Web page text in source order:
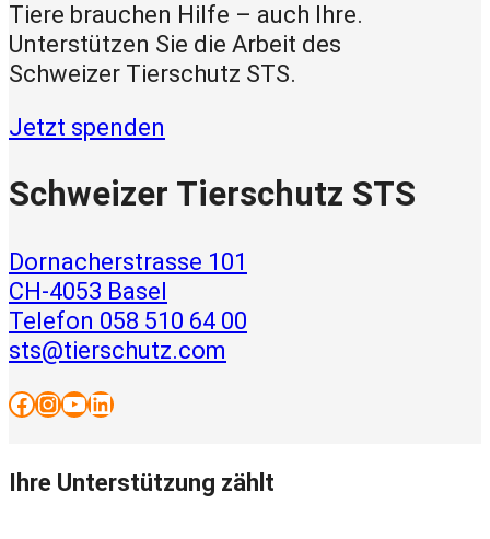
Tiere brauchen Hilfe – auch Ihre.
Unterstützen Sie die Arbeit des
Schweizer Tierschutz STS.
Jetzt spenden
Schweizer Tierschutz STS
Dornacherstrasse 101
CH-4053 Basel
Telefon 058 510 64 00
sts@tierschutz.com
Facebook InstagramYouTube LinkedIn
Ihre Unterstützung zählt